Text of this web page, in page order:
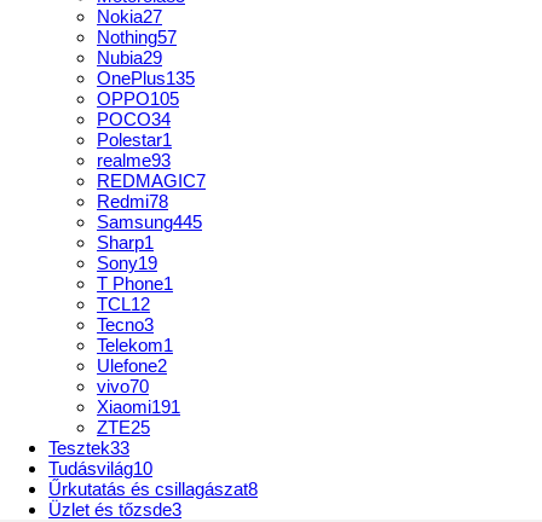
Nokia27
Nothing57
Nubia29
OnePlus135
OPPO105
POCO34
Polestar1
realme93
REDMAGIC7
Redmi78
Samsung445
Sharp1
Sony19
T Phone1
TCL12
Tecno3
Telekom1
Ulefone2
vivo70
Xiaomi191
ZTE25
Tesztek33
Tudásvilág10
Űrkutatás és csillagászat8
Üzlet és tőzsde3